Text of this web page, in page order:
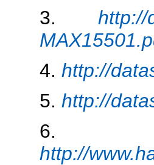
3. http://
4. http://
5. http://
6.
http://